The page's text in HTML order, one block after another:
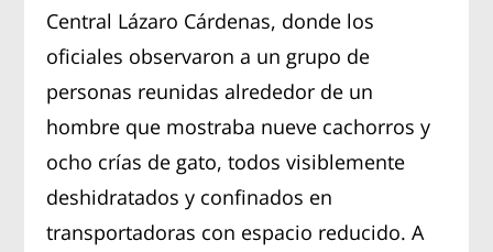
Central Lázaro Cárdenas, donde los
oficiales observaron a un grupo de
personas reunidas alrededor de un
hombre que mostraba nueve cachorros y
ocho crías de gato, todos visiblemente
deshidratados y confinados en
transportadoras con espacio reducido. A